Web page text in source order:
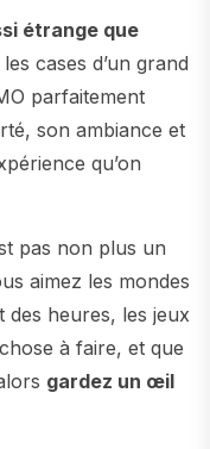
étrange que
cases d’un grand
parfaitement
son ambiance et
qu’on
pas non plus un
aimez les mondes
des heures, les jeux
à faire, et que
gardez un œil